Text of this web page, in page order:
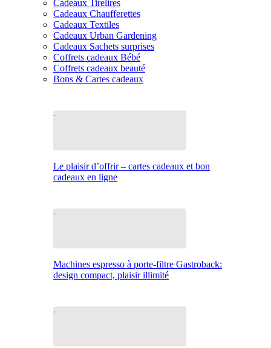
Cadeaux Tirelires
Cadeaux Chaufferettes
Cadeaux Textiles
Cadeaux Urban Gardening
Cadeaux Sachets surprises
Coffrets cadeaux Bébé
Coffrets cadeaux beauté
Bons & Cartes cadeaux
Le plaisir d’offrir – cartes cadeaux et bon
cadeaux en ligne
Machines espresso à porte-filtre Gastroback:
design compact, plaisir illimité